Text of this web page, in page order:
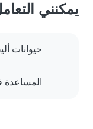
يمكنني
حيوانات
المساعدة